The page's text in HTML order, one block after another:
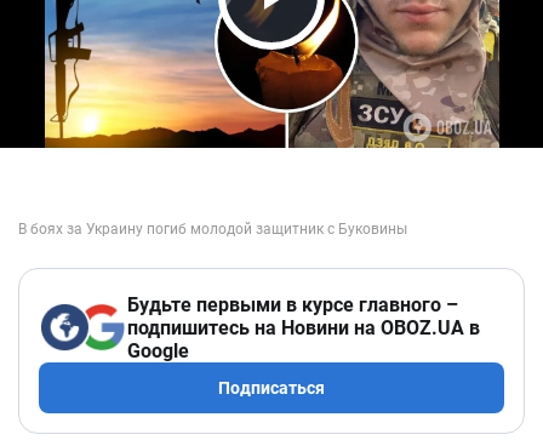
Play Video
Будьте первыми в курсе главного –
подпишитесь на Новини на OBOZ.UA в
Google
Подписаться